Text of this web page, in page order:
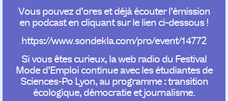
Vous pouvez d’ores et déjà écouter l’émission
en podcast en cliquant sur le lien ci-dessous !
https://www.sondekla.com/pro/event/14772
Si vous êtes curieux, la web radio du Festival
Mode d’Emploi continue avec les étudiantes de
Sciences-Po Lyon, au programme : transition
écologique, démocratie et journalisme.